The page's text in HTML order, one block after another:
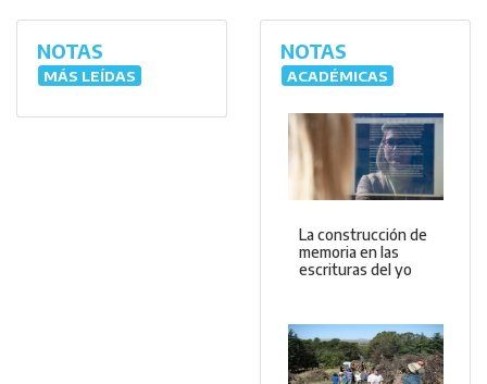
NOTAS
MÁS LEÍDAS
NOTAS
ACADÉMICAS
La construcción de
memoria en las
escrituras del yo